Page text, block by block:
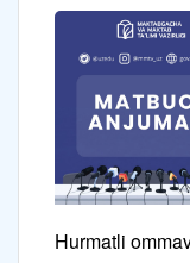
Hurmatli